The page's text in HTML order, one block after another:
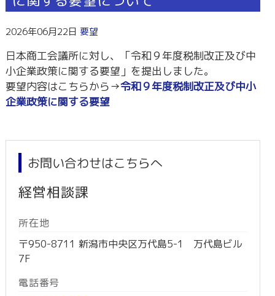
2026年06月22日 要望
日本商工会議所に対し、「令和９年度税制改正及び中
小企業政策に関する要望」を提出しました。
要望内容はこちらから→令和９年度税制改正及び中小
企業政策に関する要望
お問い合わせはこちらへ
経営相談課
所在地
〒950-8711 新潟市中央区万代島5-1 万代島ビル
7F
電話番号